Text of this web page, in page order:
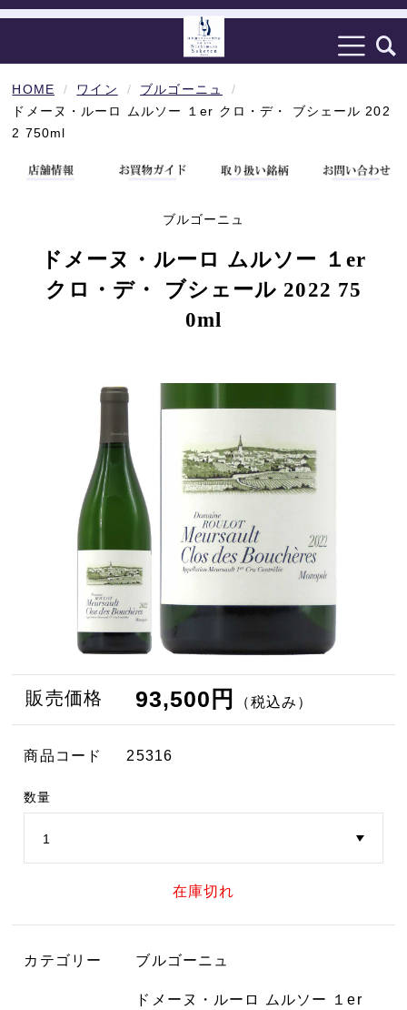
HOME ワイン
ブルゴーニュ
ドメーヌ・ルーロ ムルソー １er クロ・デ・ ブシェール 202
2 750ml
ブルゴーニュ
ドメーヌ・ルーロ ムルソー １er
クロ・デ・ ブシェール 2022 75
0ml
販売価格 93,500円 （税込み）
商品コード 25316
数量
在庫切れ
カテゴリー ブルゴーニュ
ドメーヌ・ルーロ ムルソー １er